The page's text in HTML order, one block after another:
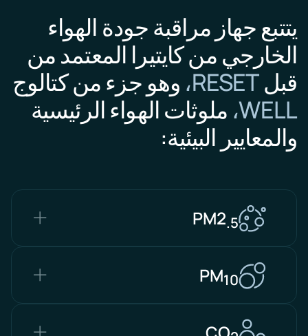
يتتبع جهاز مراقبة جودة الهواء
الخارجي من كايتيرا المعتمد من
قبلRESET، وهو جزء من كتالوج
WELL، ملوثات الهواء الرئيسية
والمعايير البيئية:
PM2.5
PM10